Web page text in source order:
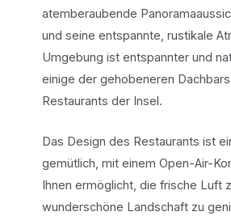
atemberaubende
und seine entspannte, rustikale
Umgebung ist entspannter und
einige der gehobeneren
Restaurants der Insel.
Das Design des Restaurants ist
gemütlich, mit einem Open-Air-
Ihnen ermöglicht, die frische Luft
wunderschöne Landschaft zu